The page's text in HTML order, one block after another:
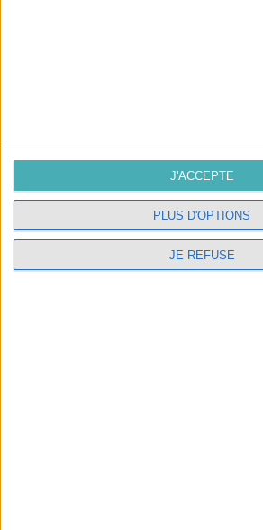
PLUS D'OPTIONS
JE REFUSE
J'ACCEPTE
10, route de Compostelle 37500
Candes Saint Martin
02.47.98.05.54
contact@interieurlumiere.com